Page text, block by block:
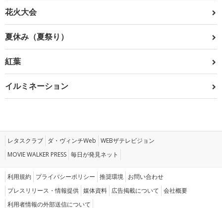
花火大会
夏休み（夏祭り）
紅葉
イルミネーション
レタスクラブ ダ・ヴィンチWeb WEBザテレビジョン
MOVIE WALKER PRESS 毎日が発見ネット
利用規約 プライバシーポリシー 推奨環境 お問い合わせ
プレスリリース・情報提供 媒体資料 広告掲載について 会社概要
利用者情報の外部送信について